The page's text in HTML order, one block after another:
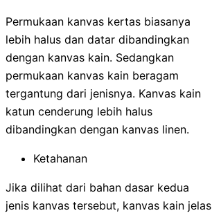
Permukaan kanvas kertas biasanya
lebih halus dan datar dibandingkan
dengan kanvas kain. Sedangkan
permukaan kanvas kain beragam
tergantung dari jenisnya. Kanvas kain
katun cenderung lebih halus
dibandingkan dengan kanvas linen.
Ketahanan
Jika dilihat dari bahan dasar kedua
jenis kanvas tersebut, kanvas kain jelas